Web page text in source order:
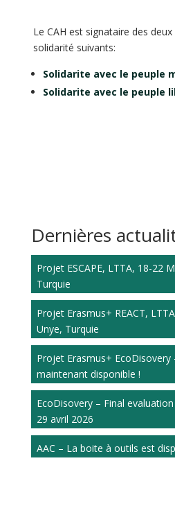
Le CAH est signataire des
solidarité suivants:
Solidarite avec le peuple
Solidarite avec le peuple
Dernières
Projet ESCAPE, LTTA, 18-22
Turquie
Projet Erasmus+ REACT,
Unye, Turquie
Projet Erasmus+ EcoDisovery
maintenant disponible !
EcoDisovery – Final
29 avril 2026
AAC – La boite à outils est